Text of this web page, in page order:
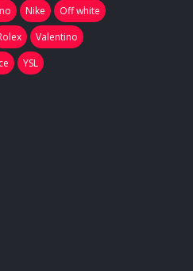
Nike
Off white
Valentino
YSL